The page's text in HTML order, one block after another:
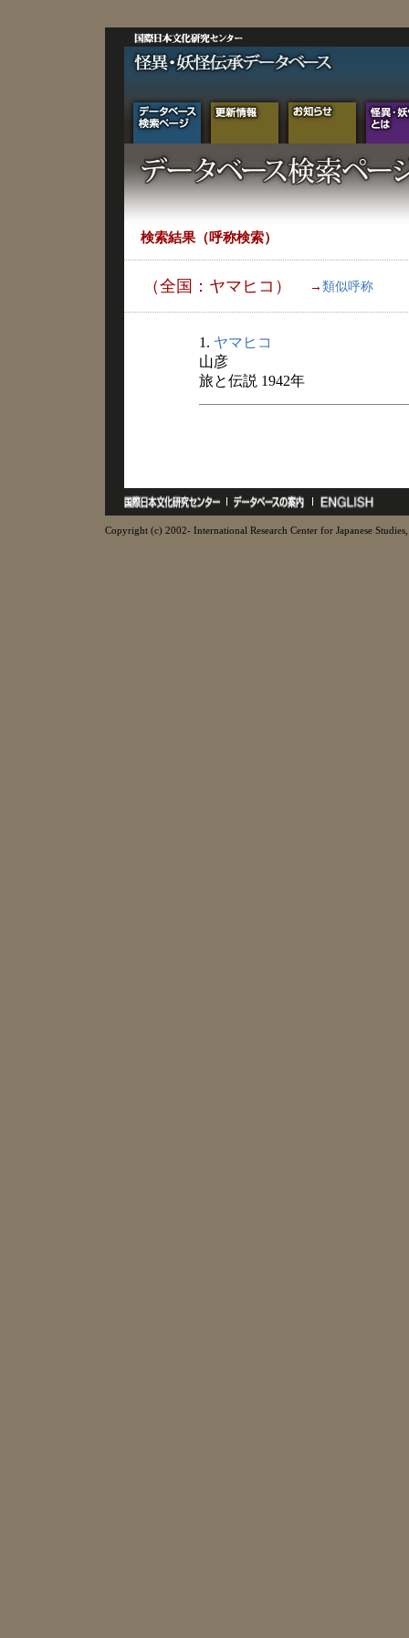
検索結果（呼称検索）
（全国：ヤマヒコ） → 類似呼称
1. ヤマヒコ
山彦
旅と伝説 1942年
Copyright (c) 2002- International Research Center for Japanese